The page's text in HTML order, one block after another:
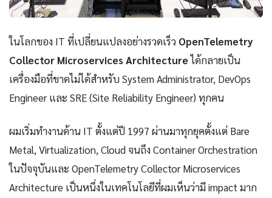
ในโลกของ IT ที่เปลี่ยนแปลงอย่างรวดเร็ว OpenTelemetry
Collector Microservices Architectureได้กลายเป็น
เครื่องมือที่ขาดไม่ได้สำหรับ System Administrator, DevOps
Engineer และ SRE (Site Reliability Engineer) ทุกคน
ผมเริ่มทำงานด้าน IT ตั้งแต่ปี 1997 ผ่านมาทุกยุคตั้งแต่ Bare
Metal, Virtualization, Cloud จนถึง Container Orchestration
ในปัจจุบันและ OpenTelemetry Collector Microservices
Architecture เป็นหนึ่งในเทคโนโลยีที่ผมเห็นว่ามี impact มาก